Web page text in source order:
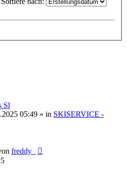
Sl
05:49 » in SKISERVICE -
freddy_